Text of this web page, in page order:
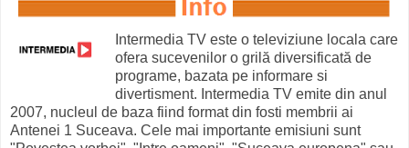
Intermedia TV este o televiziune locala care
ofera sucevenilor o grilă diversificată de
programe, bazata pe informare si
divertisment. Intermedia TV emite din anul
2007, nucleul de baza fiind format din fosti membrii ai
Antenei 1 Suceava. Cele mai importante emisiuni sunt